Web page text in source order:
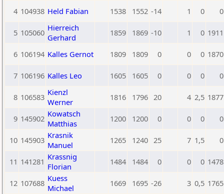
4 104938 Held Fabian 1538 1552 -14 1 0 0
5 105060 Hierreich
Gerhard
1859 1869 -10 1 0 1911
6 106194 Kalles Gernot 1809 1809 0 0 0 1870
7 106196 Kalles Leo 1605 1605 0 0 0 0
8 106583 Kienzl
Werner
1816 1796 20 4 2,5 1877
9 145902 Kowatsch
Matthias
1200 1200 0 0 0 0
10 145903 Krasnik
Manuel
1265 1240 25 7 1,5 0
11 141281 Krassnig
Florian
1484 1484 0 0 0 1478
12 107688 Kuess
Michael
1669 1695 -26 3 0,5 1765